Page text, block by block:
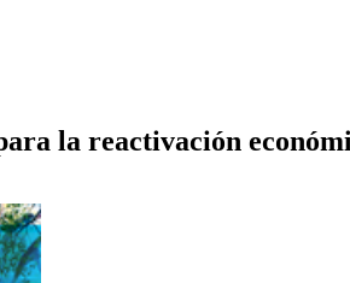
la reactivación